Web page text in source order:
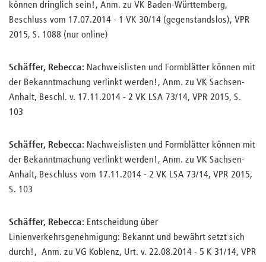
können dringlich sein!, Anm. zu VK Baden-Württemberg,
Beschluss vom 17.07.2014 - 1 VK 30/14 (gegenstandslos), VPR
2015, S. 1088 (nur online)
Schäffer, Rebecca: Nachweislisten und Formblätter können mit
der Bekanntmachung verlinkt werden!​, Anm. zu VK Sachsen-
Anhalt, Beschl. v. 17.11.2014 - 2 VK LSA 73/14​, VPR 2015, S.
103
Schäffer, Rebecca: Nachweislisten und Formblätter können mit
der Bekanntmachung verlinkt werden!, Anm. zu VK Sachsen-
Anhalt, Beschluss vom 17.11.2014 - 2 VK LSA 73/14, VPR 2015,
S. 103
Schäffer, Rebecca: Entscheidung über
Linienverkehrsgenehmigung: Bekannt und bewährt setzt sich
durch!, Anm. zu VG Koblenz, Urt. v. 22.08.2014 - 5 K 31/14, VPR